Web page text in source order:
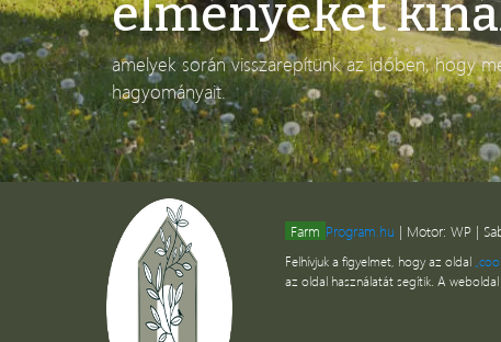
élményeket
amelyek során visszarepítünk az időben, hogy
hagyományait.
Farm Program.hu | Motor: WP |
Felhívjuk a figyelmet, hogy az oldal
az oldal használatát segítik. A